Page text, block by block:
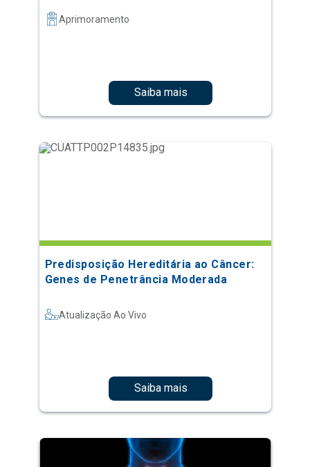
Aprimoramento
Saiba mais
Predisposição Hereditária ao Câncer:
Genes de Penetrância Moderada
Atualização Ao Vivo
Saiba mais